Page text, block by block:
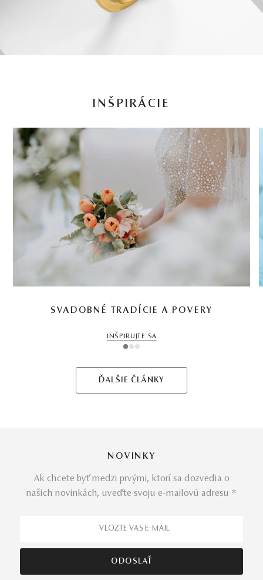
INŠPIRÁCIE
SVADOBNÉ TRADÍCIE A POVERY
INŠPIRUJTE SA
1 2 3
ĎALŠIE ČLÁNKY
NOVINKY
Ak chcete byť medzi prvými, ktorí sa dozvedia o
našich novinkách, uveďte svoju e-mailovú adresu *